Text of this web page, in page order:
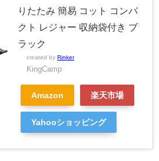
りたたみ 簡易 コット コンパ
クト レジャー 収納袋付き ブ
ラック
created by Rinker
KingCamp
Amazon 楽天市場
Yahooショッピング